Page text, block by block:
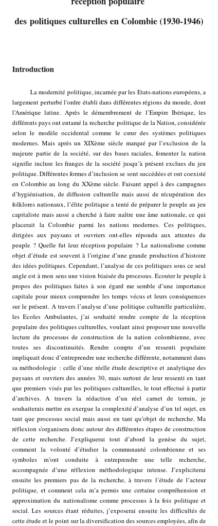
des politiques culturelles en Colombie (1930-1946)
Introduction
La modernité politique, incarnée par les Etats-nations européens, a
largement perturbé l’ordre établi dans différentes régions du monde, dont
l’Amérique latine. Après le démembrement de l’Empire Ibérique, les
différents pays ont entamé la recherche politique de la Nation, considérée
selon le modèle occidental comme le cœur des systèmes politiques
modernes. Mais après un XIXème siècle marqué par l’exclusion de la
majeure partie de la société, sur des bases raciales, fomenter la nation
signifie inclure les franges de la société jusqu’à présent exclues du jeu
politique. Différentes formes d’inclusion se sont succédées et ont coexisté
en Colombie au long du XXème siècle. Faisant appel à des campagnes
d’hygiénisation, de diffusion culturelle mais aussi de récupération des
folklores nationaux, l’élite politique a tenté de préparer le peuple au jeu
capitaliste mais aussi a cherché à faire naître une âme nationale, ce qui
placerait la Colombie parmi les nations modernes. Ces politiques,
dirigées aux paysans et ouvriers ont-elles répondu aux attentes du
peuple ? Quelle fut leur réception populaire ? Le nationalisme comme
objet d’étude est souvent à l’origine d’une grande production d’histoire
des idées politiques. Cependant, l’analyse de ces politiques sous ce seul
angle est à mon sens une vision biaisée du processus. Ecouter le peuple à
propos des politiques faites à son égard me semble d’une importance
capitale pour mieux comprendre les temps vécus et leurs conséquences
sur le présent. A travers l’analyse d’une politique culturelle particulière,
les Ecoles Ambulantes, j’ai souhaité rendre compte de la réception
populaire des politiques culturelles, voulant ainsi proposer une nouvelle
lecture du processus de construction de la nation colombienne, avec
toutes ses discontinuités. Rendre compte d’un ressenti populaire
impliquait donc d’entreprendre une recherche différente, notamment dans
sa méthodologie : celle d’une réelle étude descriptive et analytique des
paysans et ouvriers des années 30, mais surtout de leur ressenti en tant
que premiers visés par les politiques culturelles, le tout effectué à partir
d’archives. A travers la rédaction d’un réel carnet de terrain, je
souhaiterais mettre en exergue la complexité d’analyse d’un tel sujet, en
tant que processus social mais aussi en tant qu’objet de recherche. Ma
réflexion s’organisera donc autour des différentes étapes de construction
de cette recherche. J’expliquerai tout d’abord la genèse du sujet,
comment la volonté d’étudier la communauté colombienne et ses
symboles m’ont conduite à entreprendre une telle recherche,
accompagnée d’une réflexion méthodologique intense. J’expliciterai
ensuite les premiers pas de la recherche, à travers l’étude de l’acteur
politique, et comment cela m’a permis une certaine compréhension et
approximation du nationalisme comme processus à la fois politique et
social. Les sources étant réduites, j’exposerai ensuite les difficultés de
cette étude et le point sur la diversification des sources employées, afin de